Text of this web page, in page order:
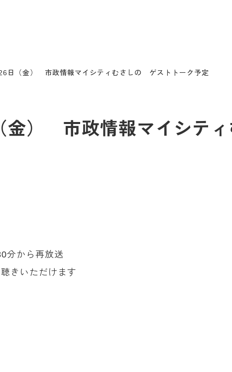
日（金） 市政情報マイシティむさしの ゲストトーク予定
金） 市政情報マイシテ
分から再放送
きいただけます